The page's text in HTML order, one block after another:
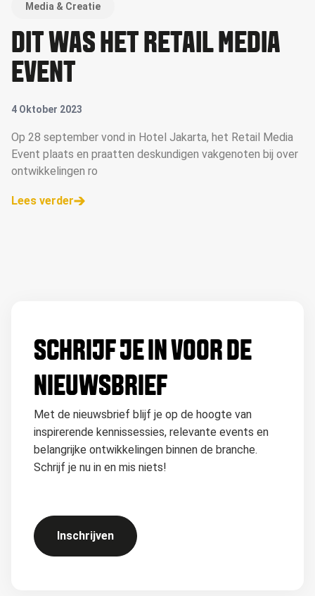
Media & Creatie
DIT WAS HET RETAIL MEDIA
EVENT
4 Oktober 2023
Op 28 september vond in Hotel Jakarta, het Retail Media
Event plaats en praatten deskundigen vakgenoten bij over
ontwikkelingen ro
Lees verder
SCHRIJF JE IN VOOR DE
NIEUWSBRIEF
Met de nieuwsbrief blijf je op de hoogte van
inspirerende kennissessies, relevante events en
belangrijke ontwikkelingen binnen de branche.
Schrijf je nu in en mis niets!
Inschrijven